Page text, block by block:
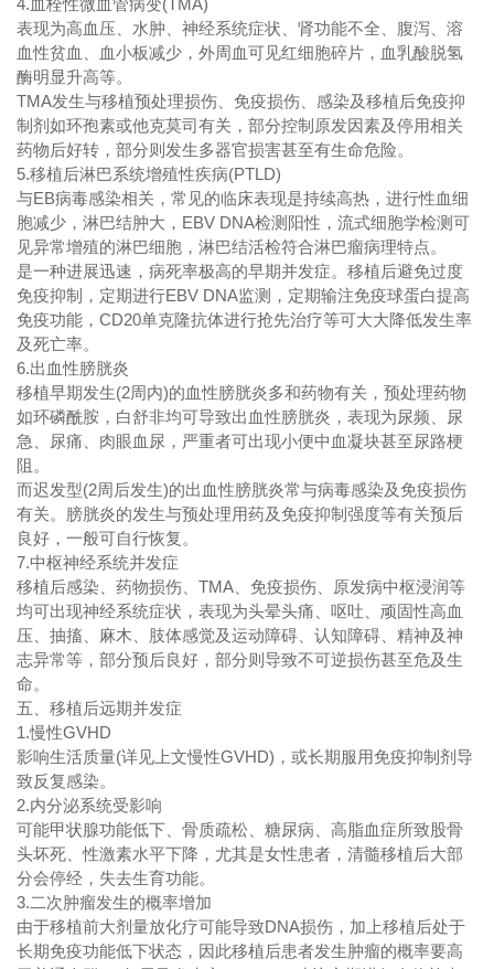
表现为高血压、水肿、神经系统症状、肾功能不全、腹泻、溶
血性贫血、血小板减少，外周血可见红细胞碎片，血乳酸脱氢
酶明显升高等。
TMA发生与移植预处理损伤、免疫损伤、感染及移植后免疫抑
制剂如环孢素或他克莫司有关，部分控制原发因素及停用相关
药物后好转，部分则发生多器官损害甚至有生命危险。
5.移植后淋巴系统增殖性疾病(PTLD)
与EB病毒感染相关，常见的临床表现是持续高热，进行性血细
胞减少，淋巴结肿大，EBV DNA检测阳性，流式细胞学检测可
见异常增殖的淋巴细胞，淋巴结活检符合淋巴瘤病理特点。
是一种进展迅速，病死率极高的早期并发症。移植后避免过度
免疫抑制，定期进行EBV DNA监测，定期输注免疫球蛋白提高
免疫功能，CD20单克隆抗体进行抢先治疗等可大大降低发生率
及死亡率。
6.出血性膀胱炎
移植早期发生(2周内)的血性膀胱炎多和药物有关，预处理药物
如环磷酰胺，白舒非均可导致出血性膀胱炎，表现为尿频、尿
急、尿痛、肉眼血尿，严重者可出现小便中血凝块甚至尿路梗
阻。
而迟发型(2周后发生)的出血性膀胱炎常与病毒感染及免疫损伤
有关。膀胱炎的发生与预处理用药及免疫抑制强度等有关预后
良好，一般可自行恢复。
7.中枢神经系统并发症
移植后感染、药物损伤、TMA、免疫损伤、原发病中枢浸润等
均可出现神经系统症状，表现为头晕头痛、呕吐、顽固性高血
压、抽搐、麻木、肢体感觉及运动障碍、认知障碍、精神及神
志异常等，部分预后良好，部分则导致不可逆损伤甚至危及生
命。
五、移植后远期并发症
1.慢性GVHD
影响生活质量(详见上文慢性GVHD)，或长期服用免疫抑制剂导
致反复感染。
2.内分泌系统受影响
可能甲状腺功能低下、骨质疏松、糖尿病、高脂血症所致股骨
头坏死、性激素水平下降，尤其是女性患者，清髓移植后大部
分会停经，失去生育功能。
3.二次肿瘤发生的概率增加
由于移植前大剂量放化疗可能导致DNA损伤，加上移植后处于
长期免疫功能低下状态，因此移植后患者发生肿瘤的概率要高